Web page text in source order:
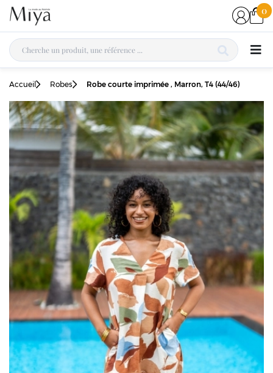
0
Accueil Robes Robe courte imprimée , Marron, T4 (44/46)